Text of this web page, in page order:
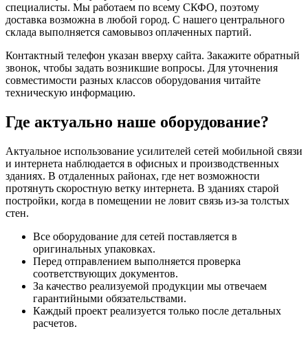
специалисты. Мы работаем по всему СКФО, поэтому
доставка возможна в любой город. С нашего центрального
склада выполняется самовывоз оплаченных партий.
Контактный телефон указан вверху сайта. Закажите обратный
звонок, чтобы задать возникшие вопросы. Для уточнения
совместимости разных классов оборудования читайте
техническую информацию.
Где актуально наше оборудование?
Актуальное использование усилителей сетей мобильной связи
и интернета наблюдается в офисных и производственных
зданиях. В отдаленных районах, где нет возможности
протянуть скоростную ветку интернета. В зданиях старой
постройки, когда в помещении не ловит связь из-за толстых
стен.
Все оборудование для сетей поставляется в
оригинальных упаковках.
Перед отправлением выполняется проверка
соответствующих документов.
За качество реализуемой продукции мы отвечаем
гарантийными обязательствами.
Каждый проект реализуется только после детальных
расчетов.